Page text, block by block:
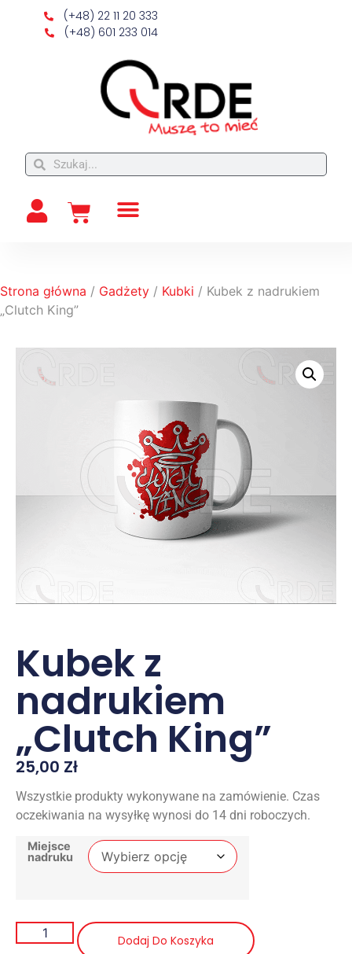
(+48) 22 11 20 333
(+48) 601 233 014
Strona główna / Gadżety / Kubki / Kubek z nadrukiem
„Clutch King”
Kubek z
nadrukiem
„Clutch King”
25,00 Zł
Wszystkie produkty wykonywane na zamówienie. Czas
oczekiwania na wysyłkę wynosi do 14 dni roboczych.
Miejsce
nadruku
Dodaj Do Koszyka